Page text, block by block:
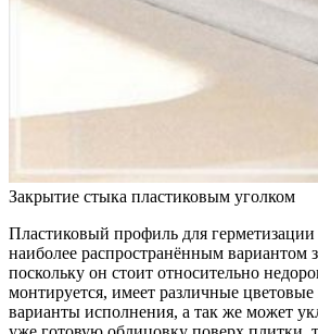
Закрытие стыка пластиковым уголком
Пластиковый профиль для герметизации
наиболее распространённым вариантом
поскольку он стоит относительно
монтируется, имеет различные
варианты исполнения, а так же может